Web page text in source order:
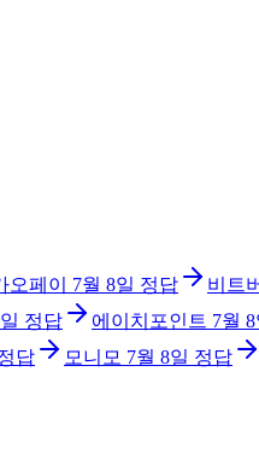
오페이 7월 8일 정답 비트
정답 에이치포인트 7월 8
답 모니모 7월 8일 정답